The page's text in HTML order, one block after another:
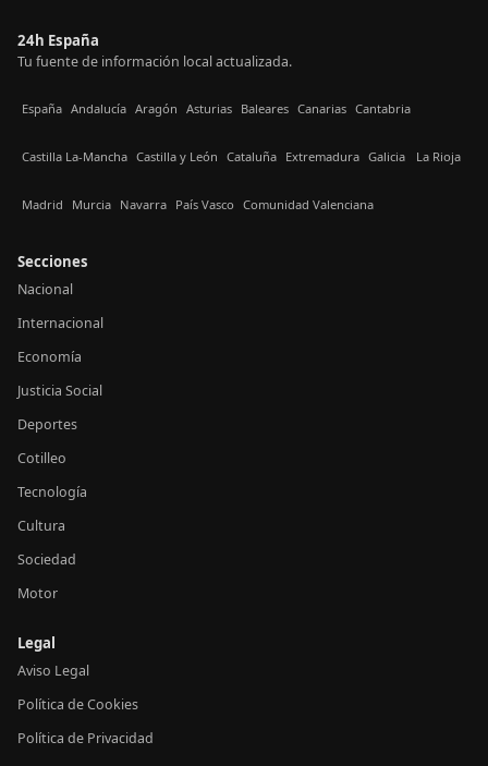
24h España
Tu fuente de información local actualizada.
España Andalucía Aragón Asturias Baleares Canarias Cantabria
Castilla La-Mancha Castilla y León Cataluña Extremadura Galicia La Rioja
Madrid Murcia Navarra País Vasco Comunidad Valenciana
Secciones
Nacional
Internacional
Economía
Justicia Social
Deportes
Cotilleo
Tecnología
Cultura
Sociedad
Motor
Legal
Aviso Legal
Política de Cookies
Política de Privacidad